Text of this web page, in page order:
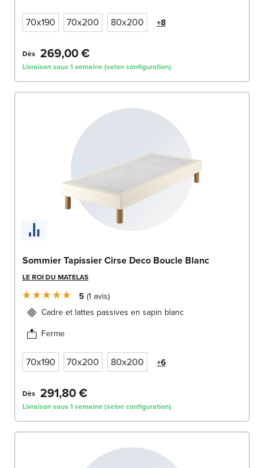
70x190 70x200 80x200 +8
Dès 269,00 €
Livraison sous 1 semaine (selon configuration)
Sommier Tapissier Cirse Deco Boucle Blanc
LE ROI DU MATELAS
5 1 avis
Cadre et lattes passives en sapin blanc
Ferme
70x190 70x200 80x200 +6
Dès 291,80 €
Livraison sous 1 semaine (selon configuration)